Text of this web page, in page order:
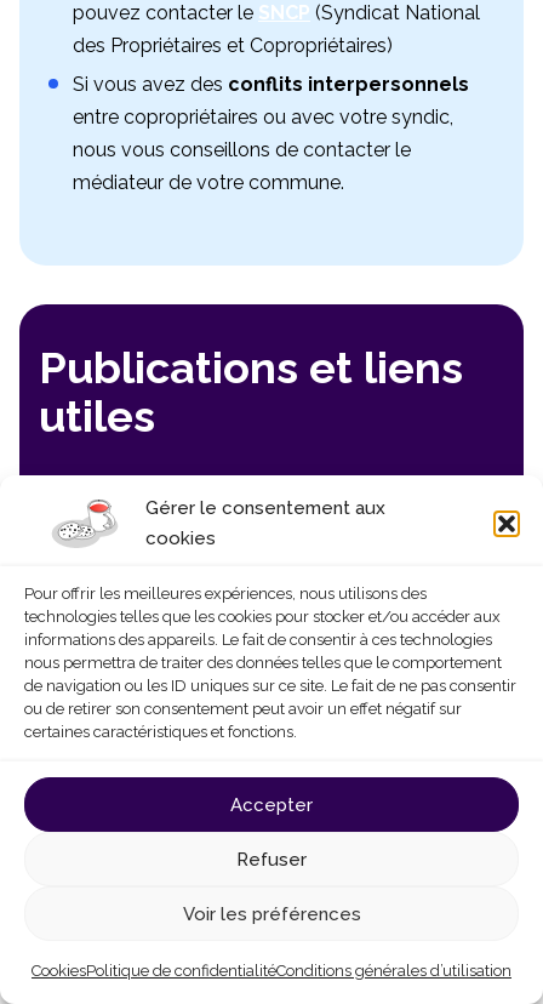
Gérer le consentement aux
cookies
Pour offrir les meilleures expériences, nous utilisons des
technologies telles que les cookies pour stocker et/ou accéder aux
informations des appareils. Le fait de consentir à ces technologies
nous permettra de traiter des données telles que le comportement
de navigation ou les ID uniques sur ce site. Le fait de ne pas consentir
ou de retirer son consentement peut avoir un effet négatif sur
certaines caractéristiques et fonctions.
Accepter
Refuser
Voir les préférences
CookiesPolitique de confidentialitéConditions générales d’utilisation
pouvez contacter le SNCP (Syndicat National
des Propriétaires et Copropriétaires)
Si vous avez des conflits interpersonnels
entre copropriétaires ou avec votre syndic,
nous vous conseillons de contacter le
médiateur de votre commune.
Publications et liens
utiles
Nos publications
individuelles : techniques et points d’attention
pour une copropriété
WebinaireCheminées collectives en petites
copropriétés (2023)
Les travaux en copropriété – Priorités
des travaux de parties communes en
Vidéos
Prise de décision​ en copropriété et